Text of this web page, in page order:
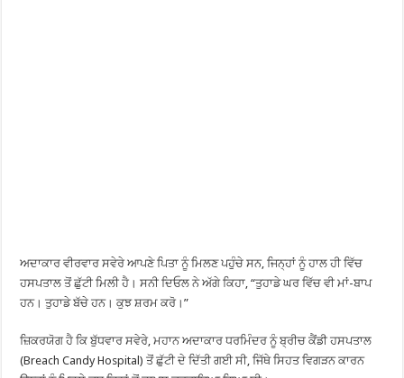
ਅਦਾਕਾਰ ਵੀਰਵਾਰ ਸਵੇਰੇ ਆਪਣੇ ਪਿਤਾ ਨੂੰ ਮਿਲਣ ਪਹੁੰਚੇ ਸਨ, ਜਿਨ੍ਹਾਂ ਨੂੰ ਹਾਲ ਹੀ ਵਿੱਚ
ਹਸਪਤਾਲ ਤੋਂ ਛੁੱਟੀ ਮਿਲੀ ਹੈ। ਸਨੀ ਦਿਓਲ ਨੇ ਅੱਗੇ ਕਿਹਾ, “ਤੁਹਾਡੇ ਘਰ ਵਿੱਚ ਵੀ ਮਾਂ-ਬਾਪ
ਹਨ। ਤੁਹਾਡੇ ਬੱਚੇ ਹਨ। ਕੁਝ ਸ਼ਰਮ ਕਰੋ।”
ਜ਼ਿਕਰਯੋਗ ਹੈ ਕਿ ਬੁੱਧਵਾਰ ਸਵੇਰੇ, ਮਹਾਨ ਅਦਾਕਾਰ ਧਰਮਿੰਦਰ ਨੂੰ ਬ੍ਰੀਚ ਕੈਂਡੀ ਹਸਪਤਾਲ
(Breach Candy Hospital) ਤੋਂ ਛੁੱਟੀ ਦੇ ਦਿੱਤੀ ਗਈ ਸੀ, ਜਿੱਥੇ ਸਿਹਤ ਵਿਗੜਨ ਕਾਰਨ